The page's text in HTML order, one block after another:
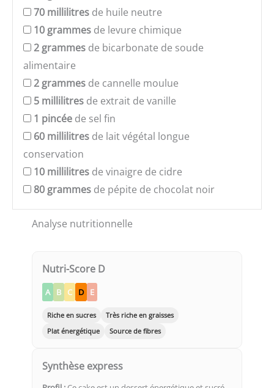
70 millilitres de huile neutre
10 grammes de levure chimique
2 grammes de bicarbonate de soude
alimentaire
2 grammes de cannelle moulue
5 millilitres de extrait de vanille
1 pincée de sel fin
60 millilitres de lait végétal longue
conservation
10 millilitres de vinaigre de cidre
80 grammes de pépite de chocolat noir
Analyse nutritionnelle
Nutri-Score D
A B C D E
Riche en sucres
Très riche en graisses
Plat énergétique
Source de fibres
Synthèse express